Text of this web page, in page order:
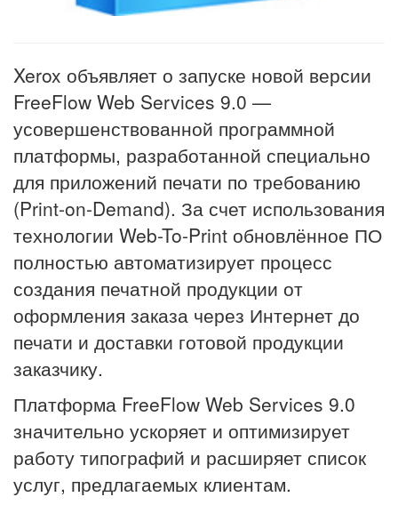
Xerox объявляет о запуске новой версии
FreeFlow Web Services 9.0 —
усовершенствованной программной
платформы, разработанной специально
для приложений печати по требованию
(Print-on-Demand). За счет использования
технологии Web-To-Print обновлённое ПО
полностью автоматизирует процесс
создания печатной продукции от
оформления заказа через Интернет до
печати и доставки готовой продукции
заказчику.
Платформа FreeFlow Web Services 9.0
значительно ускоряет и оптимизирует
работу типографий и расширяет список
услуг, предлагаемых клиентам.